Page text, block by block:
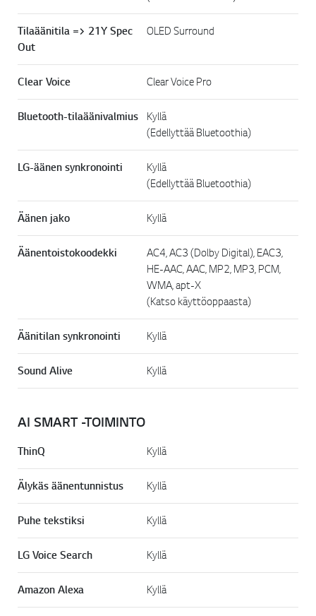
Tilaäänitila => 21Y Spec
Out
OLED Surround
Clear Voice Clear Voice Pro
Bluetooth-tilaäänivalmius
Kyllä
(Edellyttää Bluetoothia)
LG-äänen synkronointi
Kyllä
(Edellyttää Bluetoothia)
Äänen jako Kyllä
Äänentoistokoodekki
AC4, AC3 (Dolby Digital), EAC3,
HE-AAC, AAC, MP2, MP3, PCM,
WMA, apt-X
(Katso käyttöoppaasta)
Äänitilan synkronointi Kyllä
Sound Alive Kyllä
AI SMART -TOIMINTO
ThinQ Kyllä
Älykäs äänentunnistus Kyllä
Puhe tekstiksi Kyllä
LG Voice Search Kyllä
Amazon Alexa Kyllä